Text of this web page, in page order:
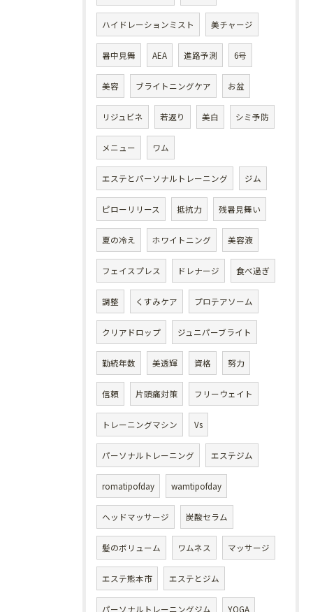
ハイドレーションミスト 美チャージ
暑中見舞 AEA 進路予測 6号
美容 ブライトニングケア お盆
リジュビネ 若返り 美白 シミ予防
メニュー ワム
エステとパーソナルトレーニング ジム
ピローリリース 抵抗力 残暑見舞い
夏の冷え ホワイトニング 美容液
フェイスプレス ドレナージ 食べ過ぎ
調整 くすみケア プロテアソーム
クリアドロップ ジュニパーブライト
勤続年数 美透輝 資格 努力
信頼 片頭痛対策 フリーウェイト
トレーニングマシン Vs
パーソナルトレーニング エステジム
romatipofday wamtipofday
ヘッドマッサージ 炭酸セラム
髪のボリューム ワムネス マッサージ
エステ熊本市 エステとジム
パーソナルトレーニングジム YOGA